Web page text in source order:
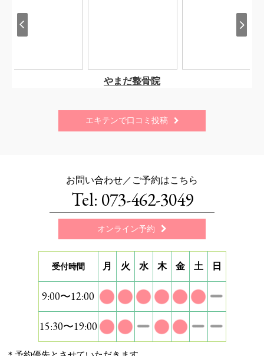
エキテンで口コミ投稿 
お問い合わせ／ご予約はこちら
Tel: 073-462-3049
オンライン予約 
受付時間 月 火 水 木 金 土 日
9:00〜12:00
15:30〜19:00